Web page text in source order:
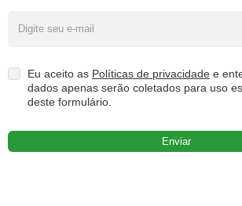
Eu aceito as Políticas de privacidade e
dados apenas serão coletados para uso
deste formulário.